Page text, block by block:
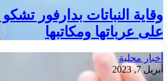
وقاية النباتات بدارفور
على عرباتها ومكاتبها
أخبار محلية
أبريل 7, 2023